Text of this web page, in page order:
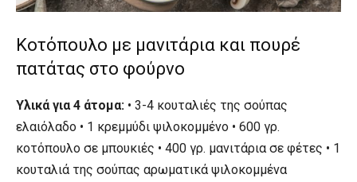
Κοτόπουλο με μανιτάρια και πουρέ
πατάτας στο φούρνο
Υλικά για 4 άτομα: • 3-4 κουταλιές της σούπας
ελαιόλαδο • 1 κρεμμύδι ψιλοκομμένο • 600 γρ.
κοτόπουλο σε μπουκιές • 400 γρ. μανιτάρια σε φέτες • 1
κουταλιά της σούπας αρωματικά ψιλοκομμένα